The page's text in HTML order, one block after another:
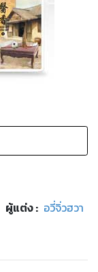
ผู้แต่ง : อวี่จิ่วฮวา